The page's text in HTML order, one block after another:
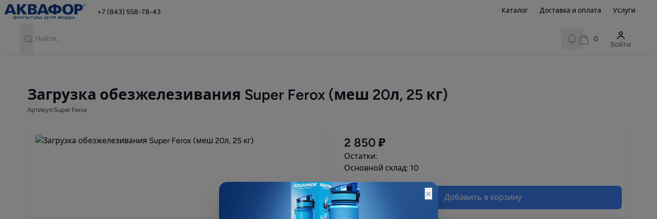
+7 (843) 558-78-43 Каталог Доставка и оплата Услуги
View notifications
0
Войти
Загрузка обезжелезивания Super Ferox (меш 20л, 25 кг)
Артикул:Super Ferox
2 850 ₽
Остатки:
Основной склад: 10
Добавить в корзину
×